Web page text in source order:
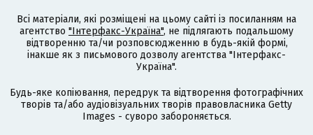
Всі матеріали, які розміщені на цьому сайті із посиланням на
агентство "Інтерфакс-Україна", не підлягають подальшому
відтворенню та/чи розповсюдженню в будь-якій формі,
інакше як з письмового дозволу агентства "Інтерфакс-
Україна".
Будь-яке копіювання, передрук та відтворення фотографічних
творів та/або аудіовізуальних творів правовласника Getty
Images - суворо забороняється.